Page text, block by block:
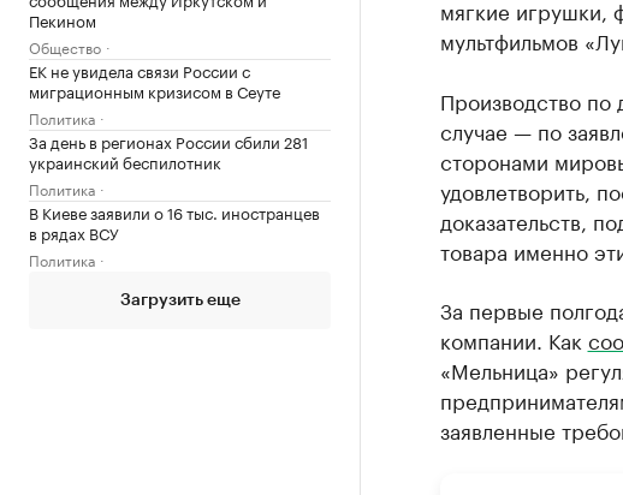
Пекином
Общество
ЕК не увидела связи России с
миграционным кризисом в Сеуте
Политика
За день в регионах России сбили 281
украинский беспилотник
Политика
В Киеве заявили о 16 тыс. иностранцев
в рядах ВСУ
Политика
Загрузить еще
мягкие игрушки,
мультфильмов
Производство
случае — по
сторонами
удовлетворить,
доказательств,
товара именно
За первые
компании. Как
«Мельница»
заявленные